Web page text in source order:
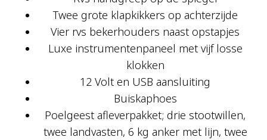
Twee grote klapkikkers op achterzijde
Vier rvs bekerhouders naast opstapjes
Luxe instrumentenpaneel met vijf losse
klokken
12 Volt en USB aansluiting
Buiskaphoes
Poelgeest afleverpakket; drie stootwillen,
twee landvasten, 6 kg anker met lijn, twee